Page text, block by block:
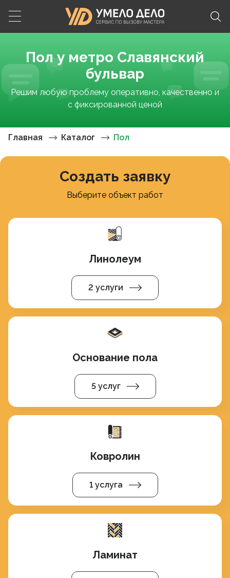
Пол у метро Славянский
бульвар
Решим любую проблему оперативно, качественно и
с фиксированной ценой
Главная Каталог Пол
Создать заявку
Выберите объект работ
Линолеум
2 услуги
Основание пола
5 услуг
Ковролин
1 услуга
Ламинат